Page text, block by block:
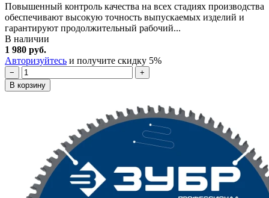
Повышенный контроль качества на всех стадиях производства
обеспечивают высокую точность выпускаемых изделий и
гарантируют продолжительный рабочий...
В наличии
1 980 руб.
Авторизуйтесь и получите скидку 5%
−
+
В корзину